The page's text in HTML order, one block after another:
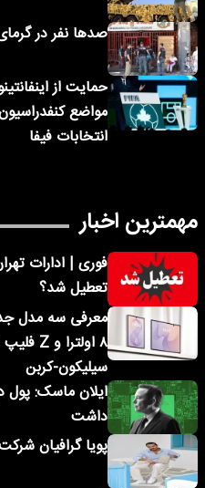
صدها نفر در
حمایت از
مواضع
انتخابات فیفا
مهمترین اخبار
تعطیل شد؟
سیلیکون-کربن
داشت
پویا گرافیان